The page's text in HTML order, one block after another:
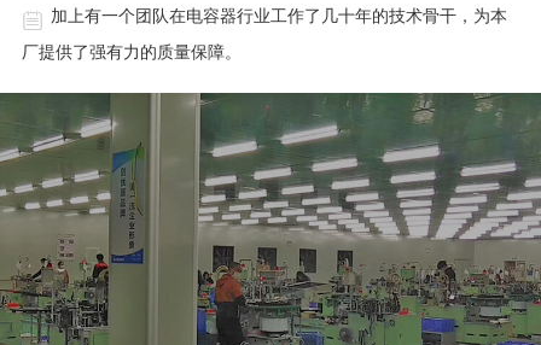
加上有一个团队在电容器行业工作了几十年的技术骨干，为本
厂提供了强有力的质量保障。